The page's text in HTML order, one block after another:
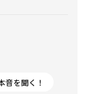
音を聞く！